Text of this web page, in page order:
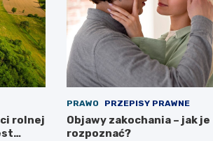
rolnej
PRAWO PRZEPISY PRAWNE
Objawy zakochania – jak je
rozpoznać?